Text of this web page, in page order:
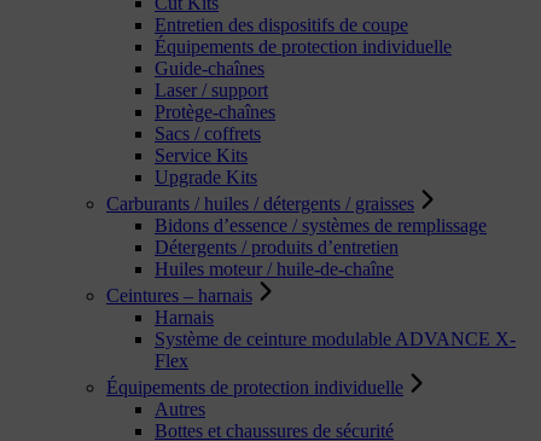
Entretien des dispositifs de coupe
Équipements de protection individuelle
Guide-chaînes
Laser / support
Protège-chaînes
Sacs / coffrets
Service Kits
Upgrade Kits
Carburants / huiles / détergents / graisses
Bidons d’essence / systèmes de remplissage
Détergents / produits d’entretien
Huiles moteur / huile-de-chaîne
Ceintures – harnais
Harnais
Système de ceinture modulable ADVANCE X-
Flex
Équipements de protection individuelle
Autres
Bottes et chaussures de sécurité